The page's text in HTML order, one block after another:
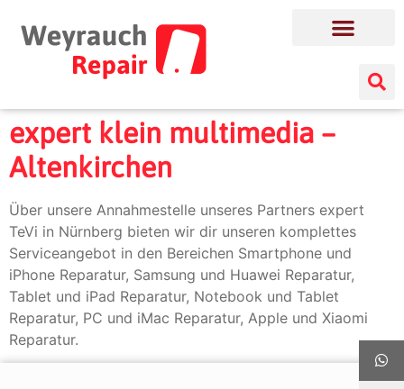
expert klein multimedia –
Altenkirchen
Über unsere Annahmestelle unseres Partners expert
TeVi in Nürnberg bieten wir dir unseren komplettes
Serviceangebot in den Bereichen Smartphone und
iPhone Reparatur, Samsung und Huawei Reparatur,
Tablet und iPad Reparatur, Notebook und Tablet
Reparatur, PC und iMac Reparatur, Apple und Xiaomi
Reparatur.